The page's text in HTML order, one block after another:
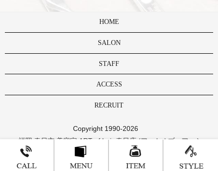
HOME
SALON
STAFF
ACCESS
RECRUIT
Copyright 1990-2026
福岡 春日市 美容室 ART of hair 春日店 (アートオブヘアー )